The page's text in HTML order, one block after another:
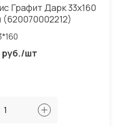
Графит Дарк 33x160
(620070002212)
руб./шт